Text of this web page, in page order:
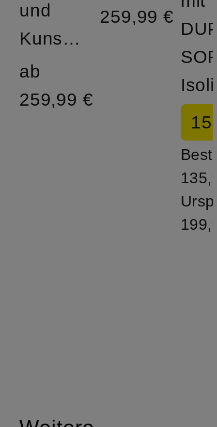
und
Kunstfellbesatz
ab
259,99 €
259,99 €